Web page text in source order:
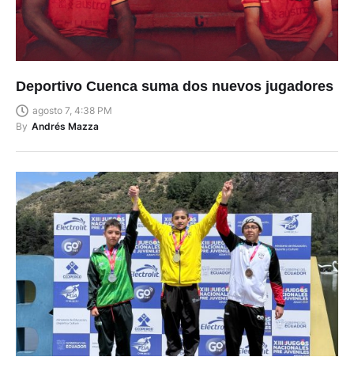
Deportivo Cuenca suma dos nuevos jugadores
agosto 7, 4:38 PM
By Andrés Mazza